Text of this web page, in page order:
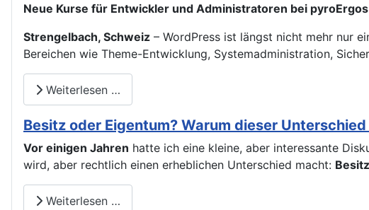
Neue Kurse für Entwickler und Administratoren bei
Strengelbach, Schweiz – WordPress ist längst nicht mehr nur
Bereichen wie Theme-Entwicklung, Systemadministration,
Weiterlesen …
Besitz oder Eigentum? Warum dieser
Vor einigen Jahren hatte ich eine kleine, aber interessante
wird, aber rechtlich einen erheblichen Unterschied macht: Besitz
Weiterlesen …